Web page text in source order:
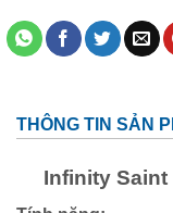
THÔNG TIN SẢN
Infinity Saint